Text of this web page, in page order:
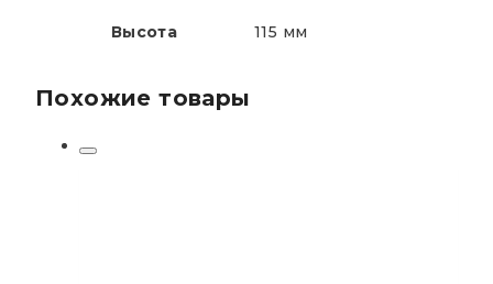
Высота 115 мм
Похожие товары